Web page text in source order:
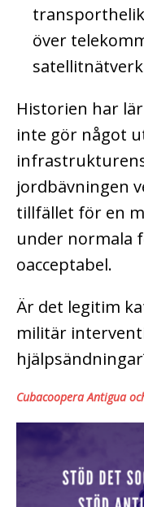
över
​Historien har
inte gör något
jordbävningen
tillfället för en
under normala
oacceptabel.
Är det legitim
militär
Cubacoopera Antigua